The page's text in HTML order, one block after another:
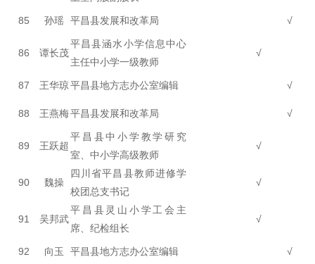
85 孙瑶 平昌县发展和改革局 √
86 谭长茂
平昌县涵水小学信息中心
主任中小学一级教师
√
87 王华琼平昌县地方志办公室编辑 √
88 王燕梅平昌县发展和改革局 √
89 王跃超
平昌县中小学教学研究
室、中小学高级教师
√
90 魏操
四川省平昌县教师进修学
校团总支书记
√
91 吴邦武
平昌县灵山小学工会主
席、纪检组长
√
92 向玉 平昌县地方志办公室编辑 √